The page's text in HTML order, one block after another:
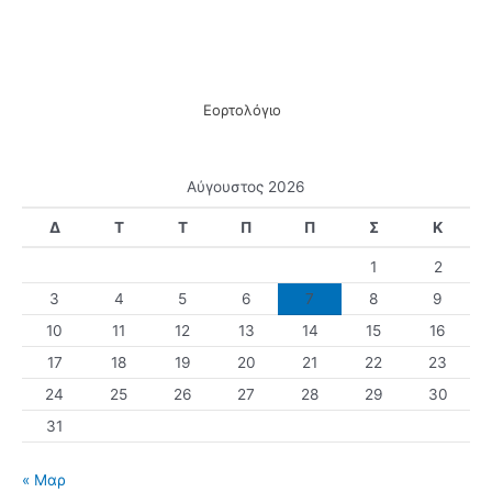
Εορτολόγιο
Αύγουστος 2026
Δ Τ Τ Π Π Σ Κ
1
2
3
4 5 6 7 8
9
10
11 12 13 14 15
16
17
18 19 20 21 22
23
24
25 26 27 28 29
30
31
« Μαρ